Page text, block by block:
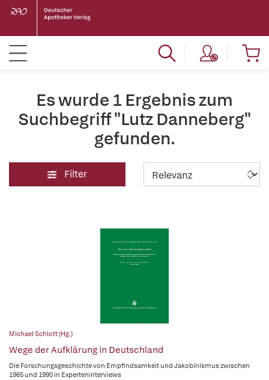
Es wurde 1 Ergebnis zum
Suchbegriff "Lutz Danneberg"
gefunden.
Filter
Michael Schlott (Hg.)
Wege der Aufklärung in Deutschland
Die Forschungsgeschichte von Empfindsamkeit und Jakobinismus zwischen
1965 und 1990 in Experteninterviews